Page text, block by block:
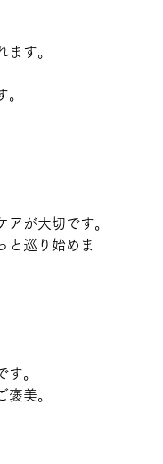
す。
が大切です。
と巡り始めま
。
美。